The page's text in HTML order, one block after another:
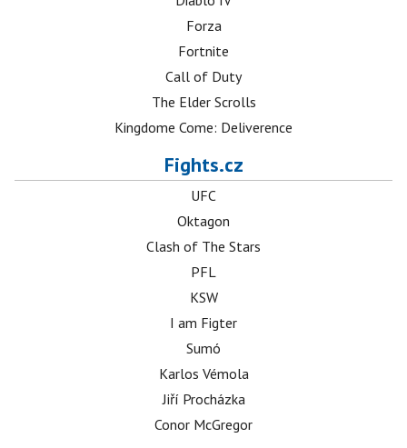
Forza
Fortnite
Call of Duty
The Elder Scrolls
Kingdome Come: Deliverence
Fights.cz
UFC
Oktagon
Clash of The Stars
PFL
KSW
I am Figter
Sumó
Karlos Vémola
Jiří Procházka
Conor McGregor